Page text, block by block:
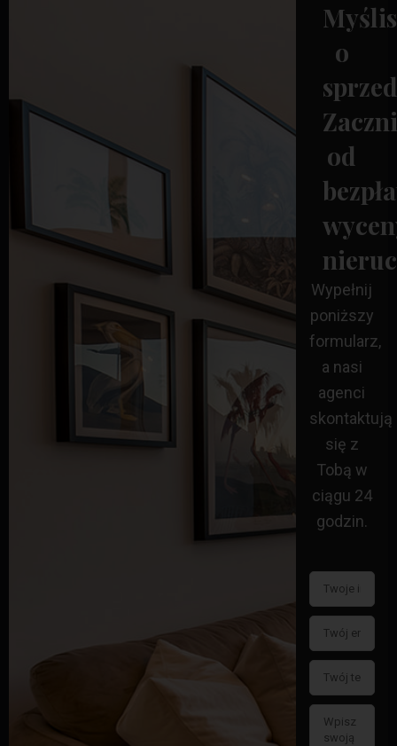
o
od
Wypełnij
poniższy
formularz,
a nasi
agenci
skontaktują
się z
Tobą w
ciągu 24
godzin.